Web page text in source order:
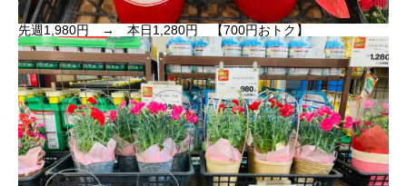
先週1,980円 → 本日1,280円 【700円おトク】